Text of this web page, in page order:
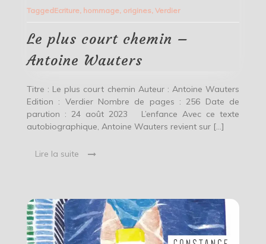
court
–
Antoine
Wauters
TaggedEcriture, hommage, origines, Verdier
Le plus court chemin –
Antoine Wauters
Titre : Le plus court chemin Auteur : Antoine Wauters
Edition : Verdier Nombre de pages : 256 Date de
parution : 24 août 2023 L’enfance Avec ce texte
autobiographique, Antoine Wauters revient sur […]
Lire la suite